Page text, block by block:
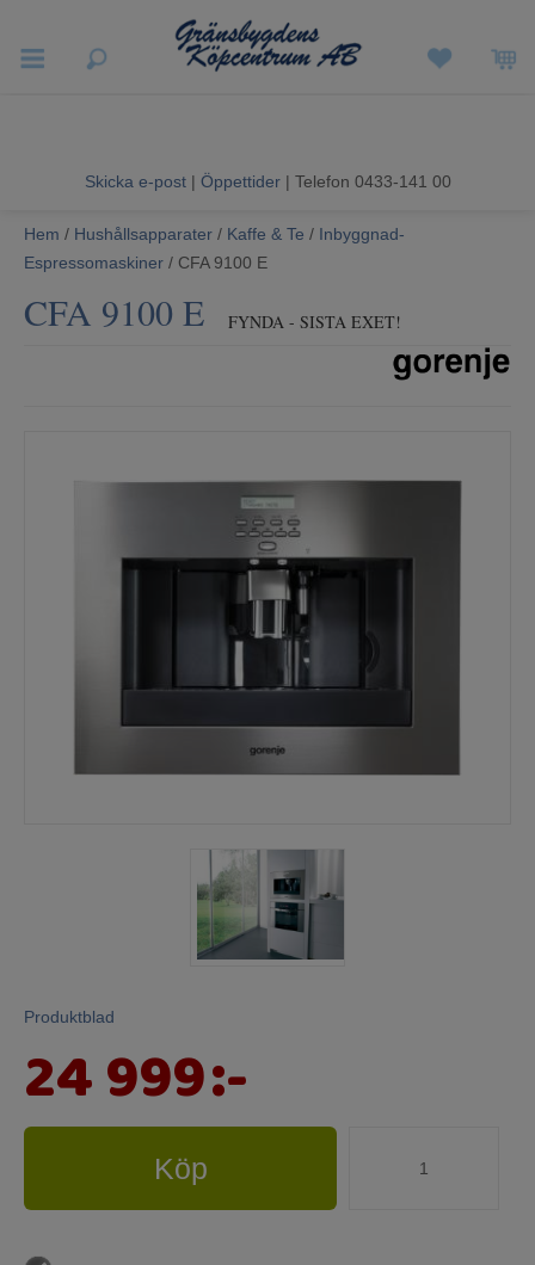
Sommarrea
Vitvaror
Skicka e-post | Öppettider| Telefon 0433-141 00
Hem / Hushållsapparater / Kaffe & Te / Inbyggnad-
Espressomaskiner / CFA 9100 E
CFA 9100 E FYNDA - SISTA EXET!
Produktblad
24 999:-
Köp